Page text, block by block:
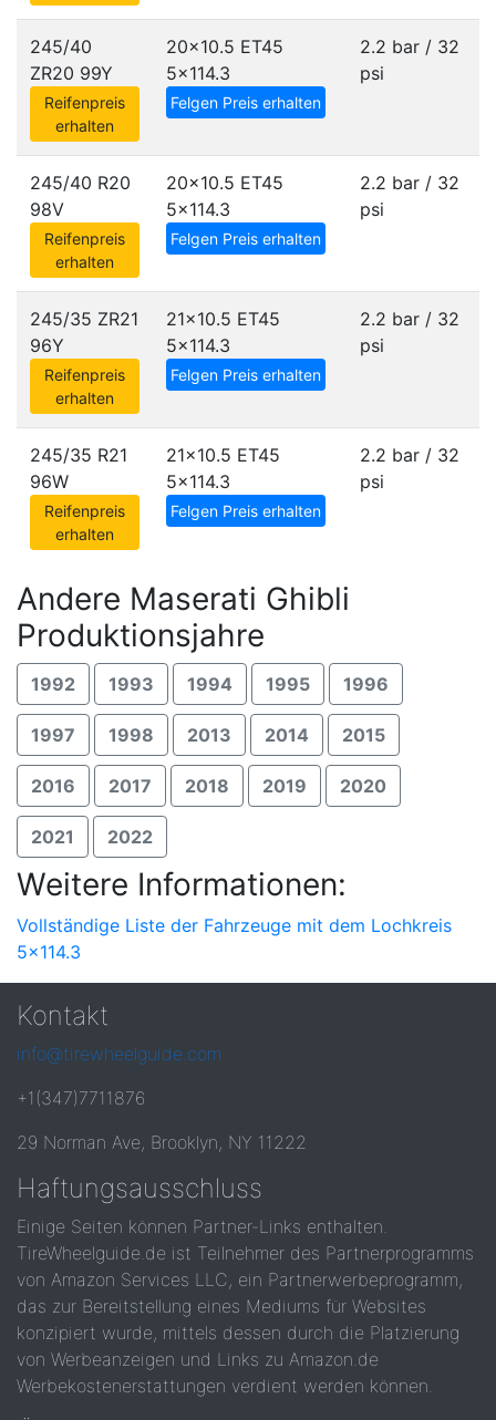
245/40
ZR20 99Y
Reifenpreis
erhalten
20x10.5 ET45
5x114.3
Felgen Preis erhalten
2.2 bar / 32
psi
245/40 R20
98V
Reifenpreis
erhalten
20x10.5 ET45
5x114.3
Felgen Preis erhalten
2.2 bar / 32
psi
245/35 ZR21
96Y
Reifenpreis
erhalten
21x10.5 ET45
5x114.3
Felgen Preis erhalten
2.2 bar / 32
psi
245/35 R21
96W
Reifenpreis
erhalten
21x10.5 ET45
5x114.3
Felgen Preis erhalten
2.2 bar / 32
psi
Andere Maserati Ghibli
Produktionsjahre
1992 1993 1994 1995 1996
1997 1998 2013 2014 2015
2016 2017 2018 2019 2020
2021 2022
Weitere Informationen:
Vollständige Liste der Fahrzeuge mit dem Lochkreis
5x114.3
Kontakt
info@tirewheelguide.com
+1(347)7711876
29 Norman Ave, Brooklyn, NY 11222
Haftungsausschluss
Einige Seiten können Partner-Links enthalten.
TireWheelguide.de ist Teilnehmer des Partnerprogramms
von Amazon Services LLC, ein Partnerwerbeprogramm,
das zur Bereitstellung eines Mediums für Websites
konzipiert wurde, mittels dessen durch die Platzierung
von Werbeanzeigen und Links zu Amazon.de
Werbekostenerstattungen verdient werden können.